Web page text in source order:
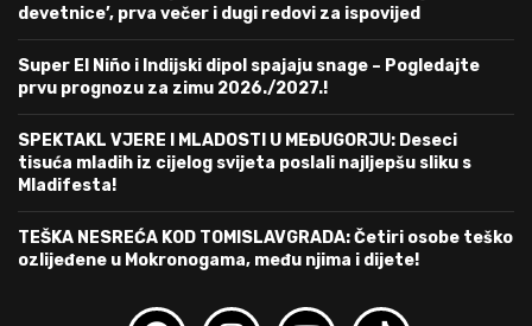
devetnice’, prva večer i dugi redovi za ispovijed
Super El Niño i Indijski dipol spajaju snage – Pogledajte
prvu prognozu za zimu 2026./2027.!
SPEKTAKL VJERE I MLADOSTI U MEĐUGORJU: Deseci
tisuća mladih iz cijelog svijeta poslali najljepšu sliku s
Mladifesta!
TEŠKA NESREĆA KOD TOMISLAVGRADA: Četiri osobe teško
ozlijeđene u Mokronogama, među njima i dijete!